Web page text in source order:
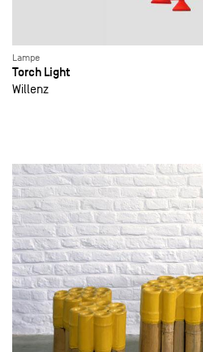
Lampe
Torch Light
Willenz